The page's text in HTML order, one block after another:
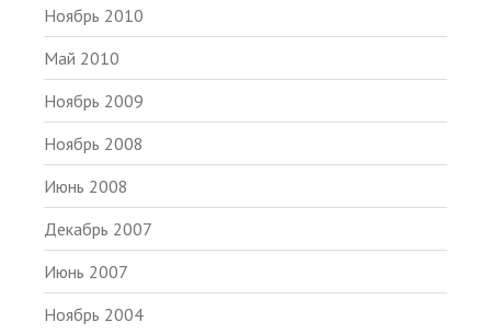
Ноябрь 2010
Май 2010
Ноябрь 2009
Ноябрь 2008
Июнь 2008
Декабрь 2007
Июнь 2007
Ноябрь 2004